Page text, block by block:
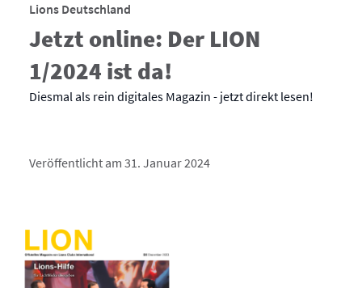
Lions Deutschland
Jetzt online: Der LION
1/2024 ist da!
Diesmal als rein digitales Magazin - jetzt direkt lesen!
Veröffentlicht am 31. Januar 2024